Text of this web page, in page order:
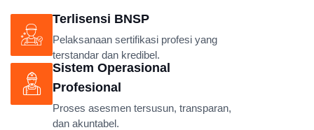
Terlisensi BNSP
Pelaksanaan sertifikasi profesi yang
terstandar dan kredibel.
Sistem Operasional
Profesional
Proses asesmen tersusun, transparan,
dan akuntabel.